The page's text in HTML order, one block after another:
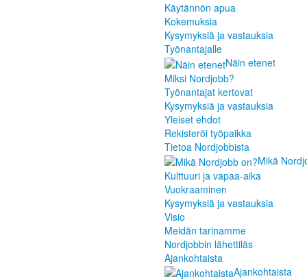
Käytännön apua
Kokemuksia
Kysymyksiä ja vastauksia
Työnantajalle
Näin etenet
Miksi Nordjobb?
Työnantajat kertovat
Kysymyksiä ja vastauksia
Yleiset ehdot
Rekisteröi työpaikka
Tietoa Nordjobbista
Mikä
Kulttuuri ja vapaa-aika
Vuokraaminen
Kysymyksiä ja vastauksia
Visio
Meidän tarinamme
Nordjobbin lähettiläs
Ajankohtaista
Ajankohtaista